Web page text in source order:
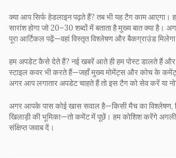
क्या आप सिर्फ हेडलाइन पढ़ते हैं? तब भी यह टैग काम आएगा।
सारांश होगा जो 20–30 शब्दों में बताता है मुख्य बात क्या है।
पूरा आर्टिकल पढ़ें—वहां विस्तृत विश्लेषण और बैकग्राउंड
हम अपडेट कैसे देते हैं? नई खबरें आते ही हम पोस्ट डालते हैं और
स्टाइल कवर भी करते हैं—जहाँ मुख्य मोमेंट्स और कोच के
अगर आप लगातार अपडेट चाहते हैं तो इस टैग को सेव करें या
अगर आपके पास कोई खास सवाल है—किसी मैच का विश्लेषण,
खिलाड़ी की भूमिका—तो कमेंट में पूछें। हम कोशिश करेंगे अगली
संक्षिप्त जवाब दें।